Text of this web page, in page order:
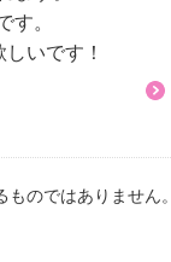
す。
いです！
のではありません。